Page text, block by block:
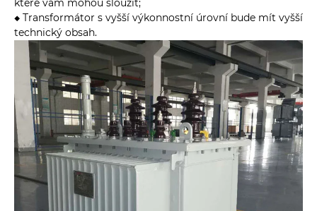
které vám mohou sloužit;
◆ Transformátor s vyšší výkonnostní úrovní bude mít vyšší
technický obsah.